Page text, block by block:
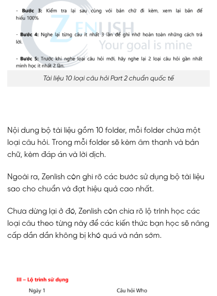
Tài liệu 10 loại câu hỏi Part 2 chuẩn quốc tế
Nội dung bộ tài liệu gồm 10 folder, mỗi folder chứa một
loại câu hỏi. Trong mỗi folder sẽ kèm âm thanh và bản
chữ, kèm đáp án và lời dịch.
Ngoài ra, Zenlish còn ghi rõ các bước sử dụng bộ tài liệu
sao cho chuẩn và đạt hiệu quả cao nhất.
Chưa dừng lại ở đó, Zenlish còn chia rõ lộ trình học các
loại câu theo từng này để các kiến thức bạn học sẽ nâng
cấp dần dần không bị khó quá và nản sớm.